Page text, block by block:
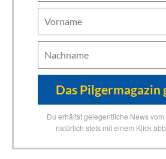
Du erhältst gelegentliche News vom
natürlich stets mit einem Klick